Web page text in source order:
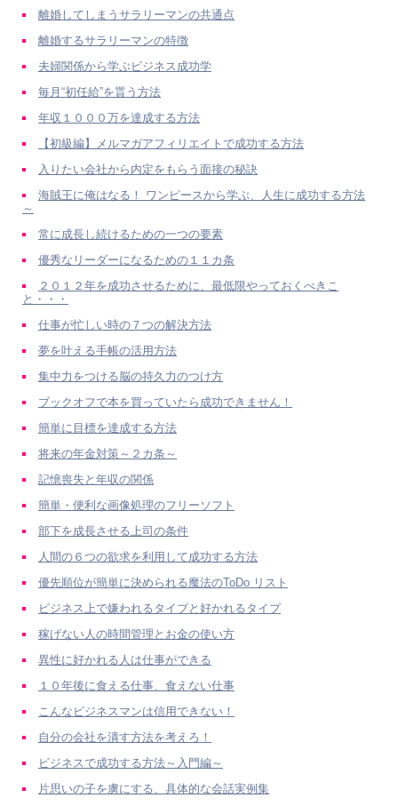
離婚してしまうサラリーマンの共通点
離婚するサラリーマンの特徴
夫婦関係から学ぶビジネス成功学
毎月“初任給”を貰う方法
年収１０００万を達成する方法
【初級編】メルマガアフィリエイトで成功する方法
入りたい会社から内定をもらう面接の秘訣
海賊王に俺はなる！ ワンピースから学ぶ、人生に成功する方法
～
常に成長し続けるための一つの要素
優秀なリーダーになるための１１カ条
２０１２年を成功させるために、最低限やっておくべきこ
と・・・
仕事が忙しい時の７つの解決方法
夢を叶える手帳の活用方法
集中力をつける脳の持久力のつけ方
ブックオフで本を買っていたら成功できません！
簡単に目標を達成する方法
将来の年金対策～２カ条～
記憶喪失と年収の関係
簡単・便利な画像処理のフリーソフト
部下を成長させる上司の条件
人間の６つの欲求を利用して成功する方法
優先順位が簡単に決められる魔法のToDo リスト
ビジネス上で嫌われるタイプと好かれるタイプ
稼げない人の時間管理とお金の使い方
異性に好かれる人は仕事ができる
１０年後に食える仕事、食えない仕事
こんなビジネスマンは信用できない！
自分の会社を潰す方法を考えろ！
ビジネスで成功する方法～入門編～
片思いの子を虜にする、具体的な会話実例集